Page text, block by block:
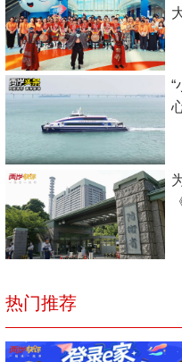
“
热门推荐